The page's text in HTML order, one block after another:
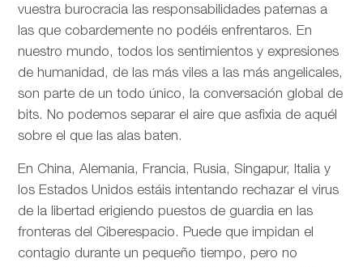
vuestra burocracia las responsabilidades paternas a
las que cobardemente no podéis enfrentaros. En
nuestro mundo, todos los sentimientos y expresiones
de humanidad, de las más viles a las más angelicales,
son parte de un todo único, la conversación global de
bits. No podemos separar el aire que asfixia de aquél
sobre el que las alas baten.
En China, Alemania, Francia, Rusia, Singapur, Italia y
los Estados Unidos estáis intentando rechazar el virus
de la libertad erigiendo puestos de guardia en las
fronteras del Ciberespacio. Puede que impidan el
contagio durante un pequeño tiempo, pero no